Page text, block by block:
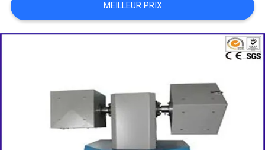
PLAN
DU
POLITIQUE
CONFIDENTIALITÉ
MEILLEUR PRIX